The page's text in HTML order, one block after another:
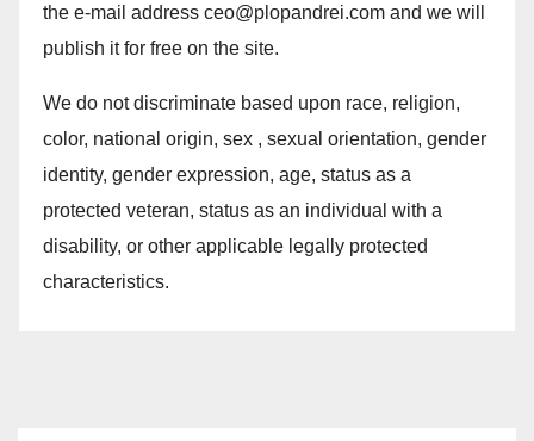
the e-mail address ceo@plopandrei.com and we will
publish it for free on the site.
We do not discriminate based upon race, religion,
color, national origin, sex , sexual orientation, gender
identity, gender expression, age, status as a
protected veteran, status as an individual with a
disability, or other applicable legally protected
characteristics.